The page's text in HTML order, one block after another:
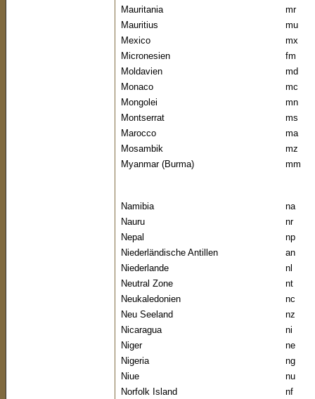
Mauritania
mr
Mauritius
mu
Mexico
mx
Micronesien
fm
Moldavien
md
Monaco
mc
Mongolei
mn
Montserrat
ms
Marocco
ma
Mosambik
mz
Myanmar (Burma)
mm
Namibia
na
Nauru
nr
Nepal
np
Niederländische Antillen
an
Niederlande
nl
Neutral Zone
nt
Neukaledonien
nc
Neu Seeland
nz
Nicaragua
ni
Niger
ne
Nigeria
ng
Niue
nu
Norfolk Island
nf